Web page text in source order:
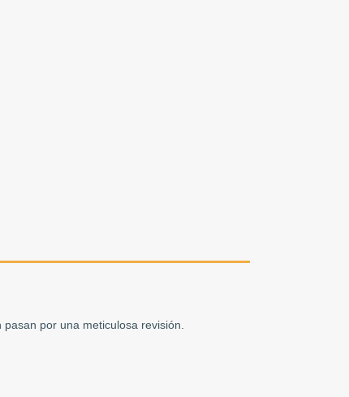
por una meticulosa revisión.